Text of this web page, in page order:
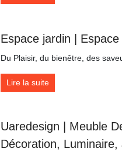
Espace jardin | Espace
Du Plaisir, du bienêtre, des
Lire la suite
Uaredesign | Meuble
Décoration,